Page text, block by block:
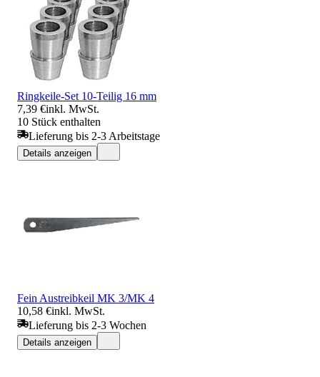
Ringkeile-Set 10-Teilig 16 mm
7,39 €inkl. MwSt.
10 Stück enthalten
Lieferung bis 2-3 Arbeitstage
Details anzeigen
Fein Austreibkeil MK 3/MK 4
10,58 €inkl. MwSt.
Lieferung bis 2-3 Wochen
Details anzeigen